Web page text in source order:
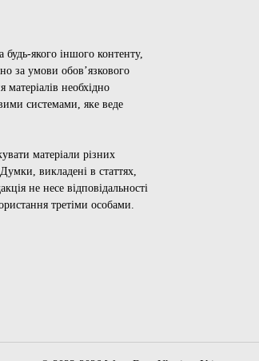
якого іншого контенту,
за умови обов’язкового
необхідно
системами, яке веде
матеріали різних
викладені в статтях,
не несе відповідальності
третіми особами.